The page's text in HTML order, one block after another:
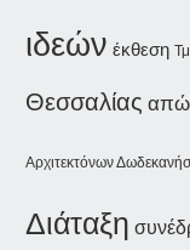
ιδεών έκθεση
Θεσσαλίας
Αρχιτεκτόνων
Διάταξη